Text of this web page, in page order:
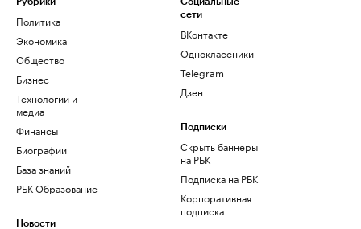
Политика
Экономика
Общество
Бизнес
Технологии и
медиа
Финансы
Биографии
База знаний
РБК Образование
Новости
сети
ВКонтакте
Одноклассники
Telegram
Дзен
Подписки
Скрыть баннеры
на РБК
Подписка на РБК
Корпоративная
подписка